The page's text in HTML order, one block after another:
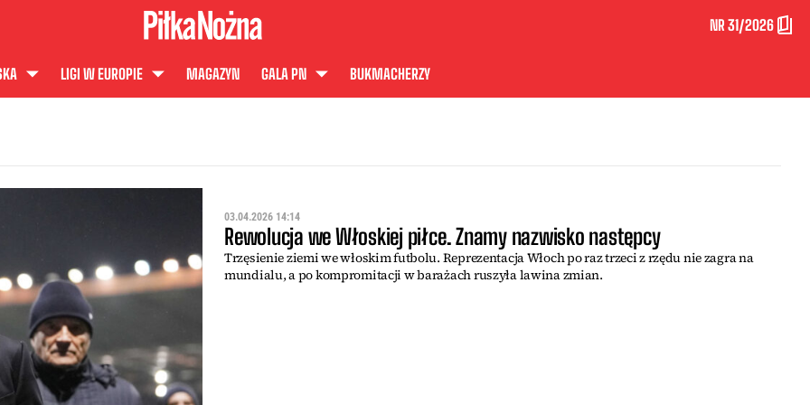
NR 31/2026
LIGI W EUROPIE MAGAZYN GALA PN BUKMACHERZY
03.04.2026 14:14
Rewolucja we Włoskiej piłce. Znamy nazwisko następcy
Trzęsienie ziemi we włoskim futbolu. Reprezentacja Włoch po raz trzeci z rzędu nie zagra na
mundialu, a po kompromitacji w barażach ruszyła lawina zmian.